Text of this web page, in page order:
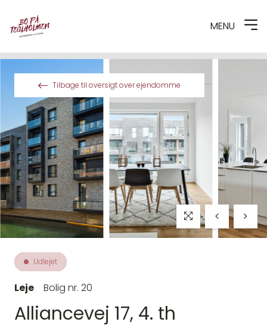
MENU
Tilbage til oversigt over ejendomme
Udlejet
Leje Bolig nr. 20
Alliancevej 17, 4. th